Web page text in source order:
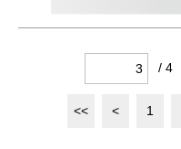
/ 4
<< < 1